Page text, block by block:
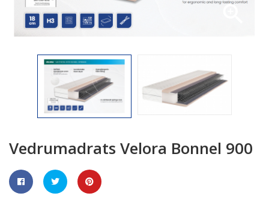

Vedrumadrats Velora Bonnel 900